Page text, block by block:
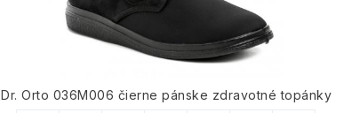
Dr. Orto 036M006 čierne pánske zdravotné topánky